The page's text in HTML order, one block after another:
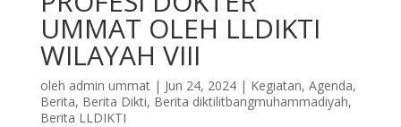
UMMAT OLEH LLDIKTI
WILAYAH VIII
oleh admin ummat| Jun 24, 2024| Kegiatan, Agenda,
Berita, Berita Dikti, Berita diktilitbangmuhammadiyah,
Berita LLDIKTI